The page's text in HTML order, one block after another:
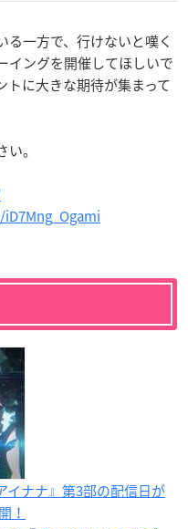
一方で、行けないと嘆く
イングを開催してほしいで
トに大きな期待が集まって
。
ナナ』第3部の配信日が
！